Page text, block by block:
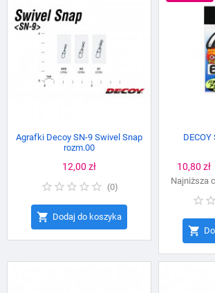
Agrafki Decoy SN-9 Swivel Snap
rozm.00
Cena
12,00 zł
(0)
 Dodaj do koszyka
Cena
10,80 zł
Najniższa
